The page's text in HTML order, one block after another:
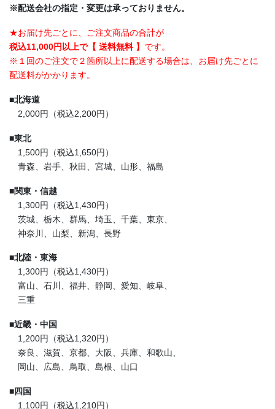
※配送会社の指定・変更は承っておりません。
★お届け先ごとに、ご注文商品の合計が
税込11,000円以上で【 送料無料 】 です。
※１回のご注文で２箇所以上に配送する場合は、お届け先ごとに
配送料がかかります。
■北海道
2,000円（税込2,200円）
■東北
1,500円（税込1,650円）
青森、岩手、秋田、宮城、山形、福島
■関東・信越
1,300円（税込1,430円）
茨城、栃木、群馬、埼玉、千葉、東京、
神奈川、山梨、新潟、長野
■北陸・東海
1,300円（税込1,430円）
富山、石川、福井、静岡、愛知、岐阜、
三重
■近畿・中国
1,200円（税込1,320円）
奈良、滋賀、京都、大阪、兵庫、和歌山、
岡山、広島、鳥取、島根、山口
■四国
1,100円（税込1,210円）